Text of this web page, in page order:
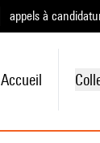
appels à
Accueil